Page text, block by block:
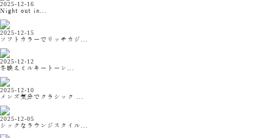
2025-12-16
Night out in...
2025-12-15
ソフトカラーでリッチカジ...
2025-12-12
冬映えミルキートーン...
2025-12-10
メンズ気分でクラシック ...
2025-12-05
シックなラウンジスタイル...